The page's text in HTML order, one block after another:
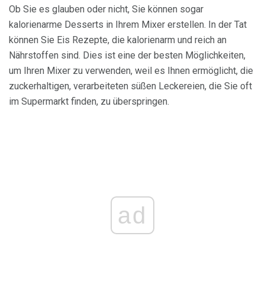
Ob Sie es glauben oder nicht, Sie können sogar
kalorienarme Desserts in Ihrem Mixer erstellen. In der Tat
können Sie Eis Rezepte, die kalorienarm und reich an
Nährstoffen sind. Dies ist eine der besten Möglichkeiten,
um Ihren Mixer zu verwenden, weil es Ihnen ermöglicht, die
zuckerhaltigen, verarbeiteten süßen Leckereien, die Sie oft
im Supermarkt finden, zu überspringen.
ad